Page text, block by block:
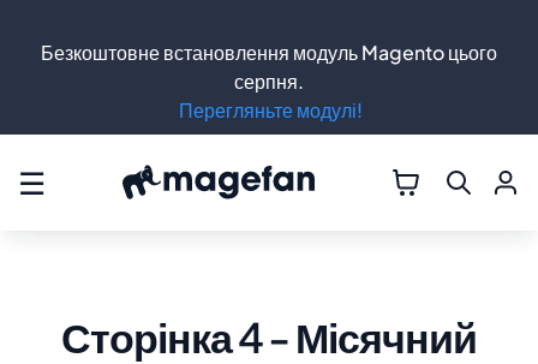
☰
Сторінка 4 - Місячний
Безкоштовне встановлення модуль Magento цього
серпня.
Перегляньте модулі!